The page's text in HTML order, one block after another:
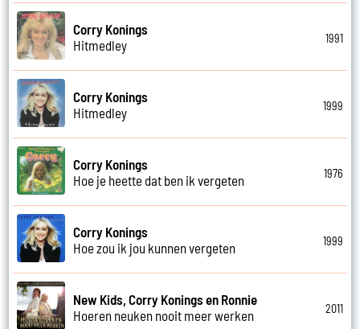
Corry Konings
Hitmedley
1991
Corry Konings
Hitmedley
1999
Corry Konings
Hoe je heette dat ben ik vergeten
1976
Corry Konings
Hoe zou ik jou kunnen vergeten
1999
New Kids, Corry Konings en Ronnie
Hoeren neuken nooit meer werken
2011